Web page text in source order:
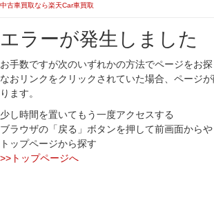
中古車買取なら楽天Car車買取
エラーが発生しました
お手数ですが次のいずれかの方法でページをお探
なおリンクをクリックされていた場合、ページ
ります。
少し時間を置いてもう一度アクセスする
ブラウザの「戻る」ボタンを押して前画面から
トップページから探す
>>トップページへ